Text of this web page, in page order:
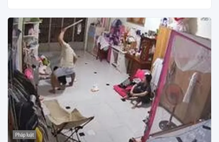
Pháp luật